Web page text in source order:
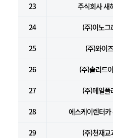
23 주식회사 새
24 (주)이노그
25 (주)와이
26 (주)솔리드
27 (주)메일플
28 에스케이렌터카
29 (주)천재교